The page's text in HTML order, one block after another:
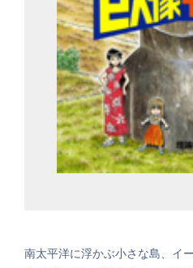
南太平洋に浮かぶ小さな島、イ